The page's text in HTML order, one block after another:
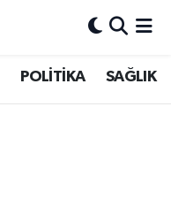
POLİTİKA SAĞLIK